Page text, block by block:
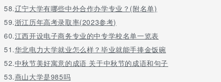
58.辽宁大学有哪些中外合作办学专业？(附名单)
59.浙江历年高考录取率(2023参考)
60.江西开设电子商务专业的中专学校名单一览表
51.华北电力大学就业怎么样？毕业就能手捧金饭碗
52.中秋节美好寓意的成语 关于中秋节的成语和句子
53.燕山大学是985吗